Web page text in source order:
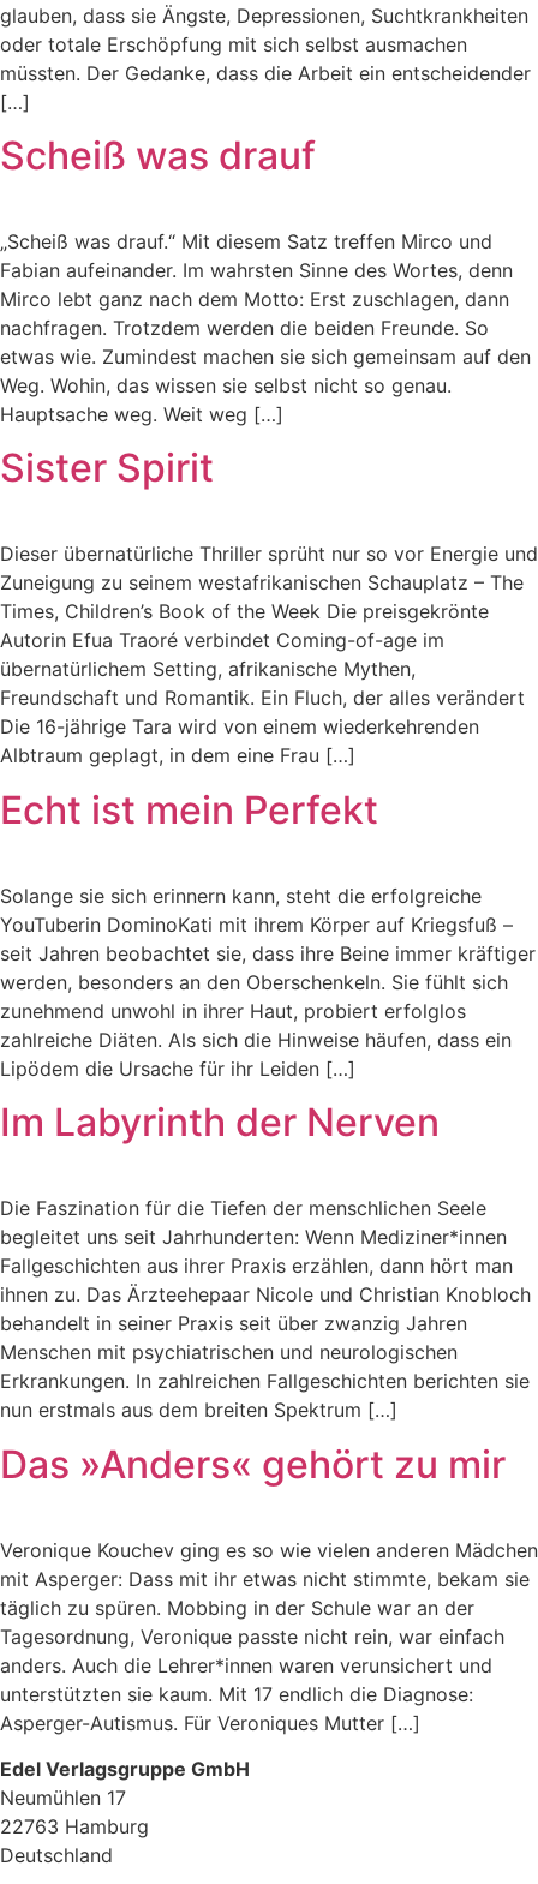
glauben, dass sie Ängste, Depressionen, Suchtkrankheiten
oder totale Erschöpfung mit sich selbst ausmachen
müssten. Der Gedanke, dass die Arbeit ein entscheidender
[…]
Scheiß was drauf
„Scheiß was drauf.“ Mit diesem Satz treffen Mirco und
Fabian aufeinander. Im wahrsten Sinne des Wortes, denn
Mirco lebt ganz nach dem Motto: Erst zuschlagen, dann
nachfragen. Trotzdem werden die beiden Freunde. So
etwas wie. Zumindest machen sie sich gemeinsam auf den
Weg. Wohin, das wissen sie selbst nicht so genau.
Hauptsache weg. Weit weg […]
Sister Spirit
Dieser übernatürliche Thriller sprüht nur so vor Energie und
Zuneigung zu seinem westafrikanischen Schauplatz – The
Times, Children’s Book of the Week Die preisgekrönte
Autorin Efua Traoré verbindet Coming-of-age im
übernatürlichem Setting, afrikanische Mythen,
Freundschaft und Romantik. Ein Fluch, der alles verändert
Die 16-jährige Tara wird von einem wiederkehrenden
Albtraum geplagt, in dem eine Frau […]
Echt ist mein Perfekt
Solange sie sich erinnern kann, steht die erfolgreiche
YouTuberin DominoKati mit ihrem Körper auf Kriegsfuß –
seit Jahren beobachtet sie, dass ihre Beine immer kräftiger
werden, besonders an den Oberschenkeln. Sie fühlt sich
zunehmend unwohl in ihrer Haut, probiert erfolglos
zahlreiche Diäten. Als sich die Hinweise häufen, dass ein
Lipödem die Ursache für ihr Leiden […]
Im Labyrinth der Nerven
Die Faszination für die Tiefen der menschlichen Seele
begleitet uns seit Jahrhunderten: Wenn Mediziner*innen
Fallgeschichten aus ihrer Praxis erzählen, dann hört man
ihnen zu. Das Ärzteehepaar Nicole und Christian Knobloch
behandelt in seiner Praxis seit über zwanzig Jahren
Menschen mit psychiatrischen und neurologischen
Erkrankungen. In zahlreichen Fallgeschichten berichten sie
nun erstmals aus dem breiten Spektrum […]
Das »Anders« gehört zu mir
Veronique Kouchev ging es so wie vielen anderen Mädchen
mit Asperger: Dass mit ihr etwas nicht stimmte, bekam sie
täglich zu spüren. Mobbing in der Schule war an der
Tagesordnung, Veronique passte nicht rein, war einfach
anders. Auch die Lehrer*innen waren verunsichert und
unterstützten sie kaum. Mit 17 endlich die Diagnose:
Asperger-Autismus. Für Veroniques Mutter […]
Edel Verlagsgruppe GmbH
Neumühlen 17
22763 Hamburg
Deutschland